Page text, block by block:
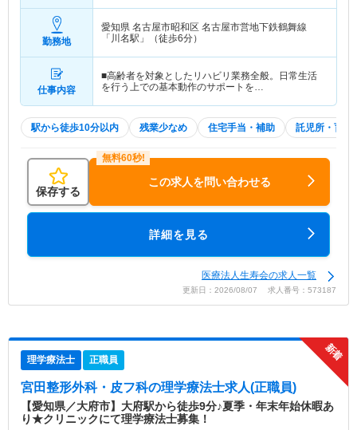
勤務地
愛知県 名古屋市昭和区 名古屋市営地下鉄鶴舞線
「川名駅」（徒歩6分）
仕事内容
■高齢者を対象としたリハビリ業務全般。日常生活
を行う上での基本動作のサポートを…
駅から徒歩10分以内 残業少なめ 住宅手当・補助 託児所・育児
保存する
この求人を問い合わせる
詳細を見る
医療法人生寿会の求人一覧
更新日：2026/08/07 求人番号：573187
理学療法士 正職員
宮田整形外科・皮フ科の理学療法士求人(正職員)
【愛知県／大府市】大府駅から徒歩9分♪夏季・年末年始休暇あ
り★クリニックにて理学療法士募集！